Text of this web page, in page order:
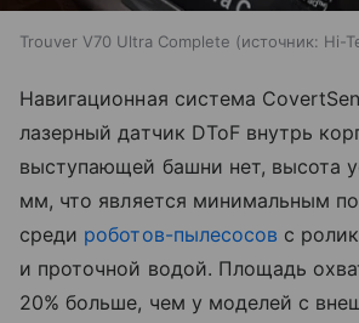
Trouver V70 Ultra Complete источник: Hi-
Навигационная система
лазерный датчик DToF внутрь
выступающей башни нет, высота
мм, что является минимальным
среди роботов-пылесосов с
и проточной водой. Площадь
20% больше, чем у моделей с